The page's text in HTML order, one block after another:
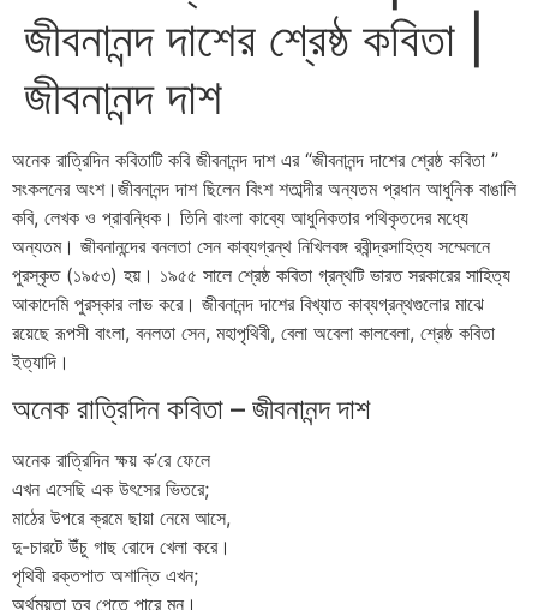
জীবনানন্দ দাশের শ্রেষ্ঠ কবিতা |
জীবনানন্দ দাশ
অনেক রাত্রিদিন কবিতাটি কবি জীবনানন্দ দাশ এর “জীবনানন্দ দাশের শ্রেষ্ঠ কবিতা ”
সংকলনের অংশ।জীবনানন্দ দাশ ছিলেন বিংশ শতাব্দীর অন্যতম প্রধান আধুনিক বাঙালি
কবি, লেখক ও প্রাবন্ধিক। তিনি বাংলা কাব্যে আধুনিকতার পথিকৃতদের মধ্যে
অন্যতম। জীবনানন্দের বনলতা সেন কাব্যগ্রন্থ নিখিলবঙ্গ রবীন্দ্রসাহিত্য সম্মেলনে
পুরস্কৃত (১৯৫৩) হয়। ১৯৫৫ সালে শ্রেষ্ঠ কবিতা গ্রন্থটি ভারত সরকারের সাহিত্য
আকাদেমি পুরস্কার লাভ করে। জীবনানন্দ দাশের বিখ্যাত কাব্যগ্রন্থগুলোর মাঝে
রয়েছে রূপসী বাংলা, বনলতা সেন, মহাপৃথিবী, বেলা অবেলা কালবেলা, শ্রেষ্ঠ কবিতা
ইত্যাদি।
অনেক রাত্রিদিন কবিতা – জীবনানন্দ দাশ
অনেক রাত্রিদিন ক্ষয় ক’রে ফেলে
এখন এসেছি এক উৎসের ভিতরে;
মাঠের উপরে ক্রমে ছায়া নেমে আসে,
দু-চারটে উঁচু গাছ রোদে খেলা করে।
পৃথিবী রক্তপাত অশান্তি এখন;
অর্থময়তা তবু পেতে পারে মন।